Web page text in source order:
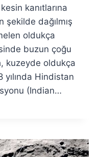
kanıtlarına
şekilde dağılmış
oldukça
buzun çoğu
kuzeyde oldukça
yılında Hindistan
(Indian…